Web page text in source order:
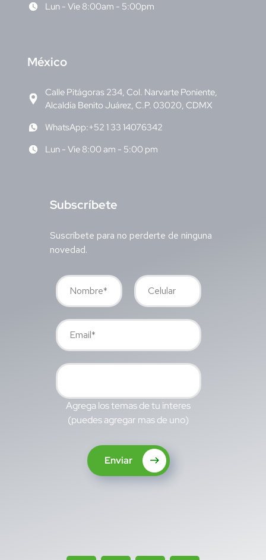
Lun - Vie 8:00am - 5:00pm
México
Calle Pitágoras 234, Col. Narvarte Poniente,
Alcaldía Benito Juárez, C.P. 03020, CDMX
WhatsApp:+52 1 33 14076342
Lun - Vie 8:00 am - 5:00 pm
Subscríbete
Suscríbete para no perderte de ninguna
novedad.
Agrega los temas de tu interes
(puedes agregar mas de uno)
Enviar